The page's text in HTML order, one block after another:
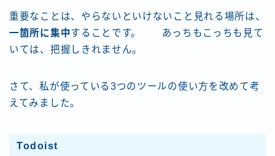
重要なことは、やらないといけないこと見れる場所は、
一箇所に集中することです。 あっちもこっちも見て
いては、把握しきれません。
さて、私が使っている3つのツールの使い方を改めて考
えてみました。
Todoist